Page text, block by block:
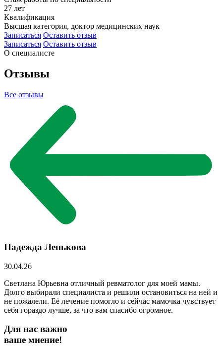
27 лет
Квалификация
Высшая категория, доктор медицинских наук
Записаться Оставить отзыв
Записаться Оставить отзыв
О специалисте
Отзывы
Все отзывы
Надежда Ленькова
30.04.26
Светлана Юрьевна отличный ревматолог для моей мамы.
Долго выбирали специалиста и решили остановиться на ней и
не пожалели. Её лечение помогло и сейчас мамочка чувствует
себя гораздо лучше, за что вам спасибо огромное.
Для нас важно
ваше мнение!